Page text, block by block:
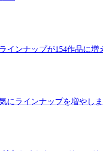
インナップが154作品に増
にラインナップを増やし